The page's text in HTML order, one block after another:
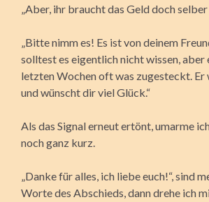
„Aber, ihr braucht das Geld doch
„Bitte nimm es! Es ist von deinem
solltest es eigentlich nicht wissen, aber
letzten Wochen oft was zugesteckt. Er
und wünscht dir viel Glück.“
Als das Signal erneut ertönt, umarme
noch ganz kurz.
„Danke für alles, ich liebe euch!“, sind
Worte des Abschieds, dann drehe ich